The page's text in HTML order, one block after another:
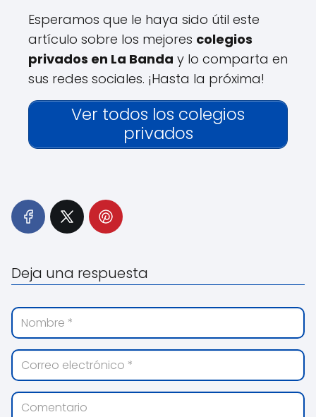
Esperamos que le haya sido útil este
artículo sobre los mejores colegios
privados en La Banda y lo comparta en
sus redes sociales. ¡Hasta la próxima!
Ver todos los colegios
privados
Deja una respuesta